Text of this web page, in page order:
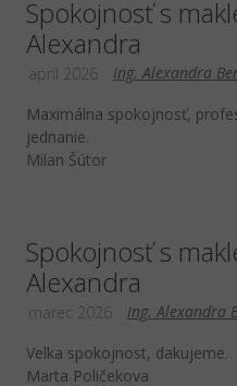
Spokojnosť s
Alexandra
Ing. Alexandra
apríl 2026
Maximálna spokojnosť,
jednanie.
Milan Šútor
Spokojnosť s
Alexandra
Ing. Alexandra
marec 2026
Velka spokojnost, dakujeme.
Marta Poličekova